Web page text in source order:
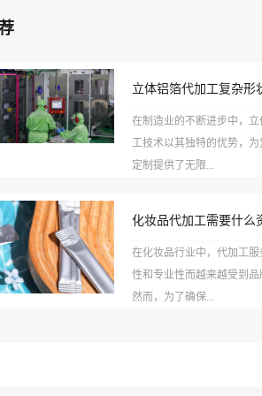
立体铝箔代加工复杂形
在制造业的不断进步中，立
工技术以其独特的优势，为
定制提供了无限...
化妆品代加工需要什么
在化妆品行业中，代加工
性和专业性而越来越受到品
然而，为了确保...